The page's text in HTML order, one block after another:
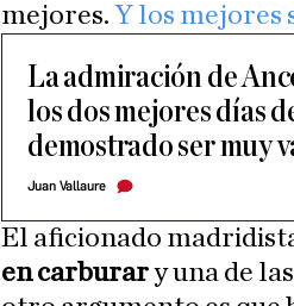
mejores. Y los mejores
La admiración de
los dos mejores días
demostrado ser muy
Juan Vallaure
El aficionado
en carburary una de